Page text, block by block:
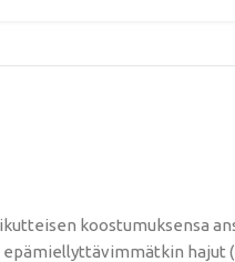
koostumuksensa
epämiellyttävimmätkin